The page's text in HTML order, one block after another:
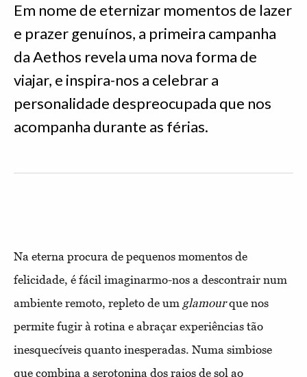
Em nome de eternizar momentos de lazer
e prazer genuínos, a primeira campanha
da Aethos revela uma nova forma de
viajar, e inspira-nos a celebrar a
personalidade despreocupada que nos
acompanha durante as férias.
Na eterna procura de pequenos momentos de
felicidade, é fácil imaginarmo-nos a descontrair num
ambiente remoto, repleto de um glamourque nos
permite fugir à rotina e abraçar experiências tão
inesquecíveis quanto inesperadas. Numa simbiose
que combina a serotonina dos raios de sol ao